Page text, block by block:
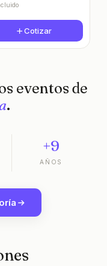
Cotizar
eventos de
.
+9
AÑOS